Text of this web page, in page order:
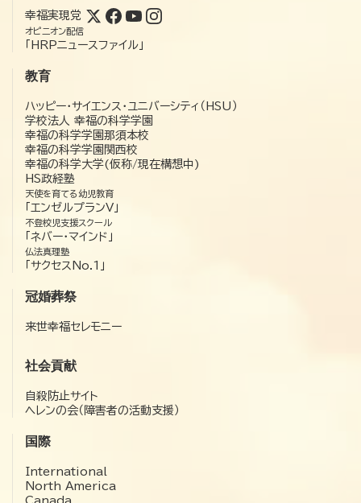
幸福実現党
オピニオン配信
「HRPニュースファイル」
教育
ハッピー・サイエンス・ユニバーシティ（HSU）
学校法人 幸福の科学学園
幸福の科学学園那須本校
幸福の科学学園関西校
幸福の科学大学(仮称/現在構想中)
HS政経塾
天使を育てる幼児教育
「エンゼルプランV」
不登校児支援スクール
「ネバー・マインド」
仏法真理塾
「サクセスNo.1」
冠婚葬祭
来世幸福セレモニー
社会貢献
自殺防止サイト
ヘレンの会（障害者の活動支援）
国際
International
North America
Canada